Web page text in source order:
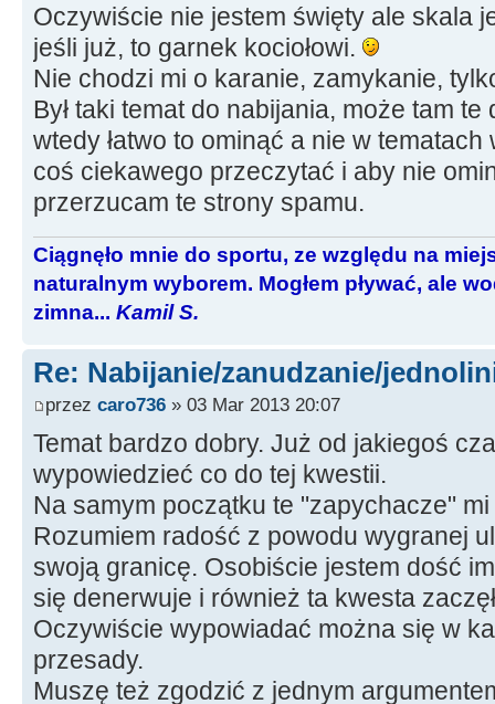
Oczywiście nie jestem święty ale skala
jeśli już, to garnek kociołowi.
Nie chodzi mi o karanie, zamykanie,
Był taki temat do nabijania, może tam
wtedy łatwo to ominąć a nie w
coś ciekawego przeczytać i aby nie
przerzucam te strony spamu.
Ciągnęło mnie do sportu, ze względu na
naturalnym wyborem. Mogłem pływać, ale
zimna... Kamil S.
Re: Nabijanie/zanudzanie/
przez caro736 » 03 Mar 2013 20:07
Temat bardzo dobry. Już od jakiegoś
wypowiedzieć co do tej kwestii.
Na samym początku te "zapychacze" mi
Rozumiem radość z powodu wygranej
swoją granicę. Osobiście jestem dość
się denerwuje i również ta kwesta
Oczywiście wypowiadać można się w
przesady.
Muszę też zgodzić z jednym